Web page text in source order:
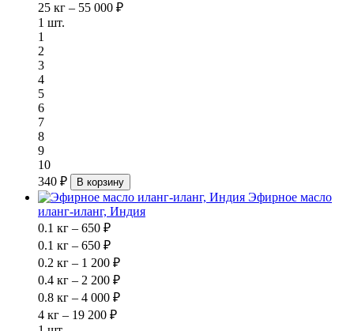
25 кг – 55 000 ₽
1 шт.
1
2
3
4
5
6
7
8
9
10
340 ₽
В корзину
Эфирное масло
иланг-иланг, Индия
0.1 кг – 650 ₽
0.1 кг – 650 ₽
0.2 кг – 1 200 ₽
0.4 кг – 2 200 ₽
0.8 кг – 4 000 ₽
4 кг – 19 200 ₽